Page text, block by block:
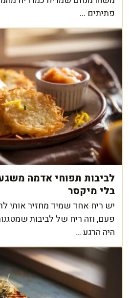
פתיתים ...
בלי מיקסר
יש ריח אחד שמיד מחזיר אותי
פעם, וזה ריח של לביבות
היה הרגע ...